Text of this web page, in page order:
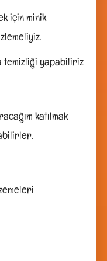
için minik
temizliği yapabiliriz
katılmak